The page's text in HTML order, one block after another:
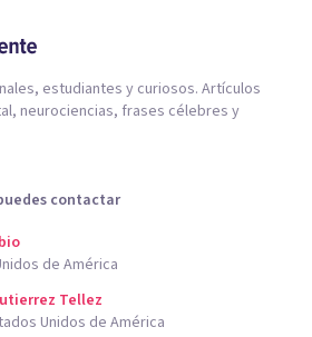
estudiantes y curiosos. Artículos
neurociencias, frases célebres y
contactar
de América
Tellez
Unidos de América